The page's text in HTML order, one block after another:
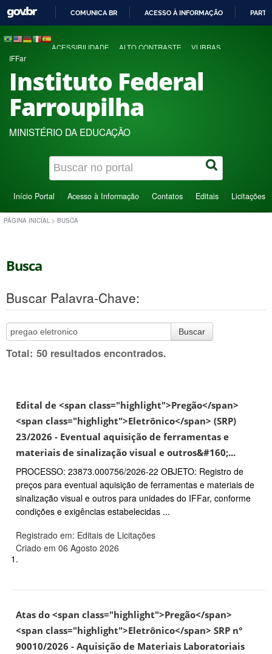
COMUNICA BR ACESSO À INFORMAÇÃO
ACESSIBILIDADE ALTO CONTRASTE VLIBRAS
IFFar
Instituto Federal
Farroupilha
MINISTÉRIO DA EDUCAÇÃO
Início Portal Acesso à Informação Contatos Editais Licitações
PÁGINA INICIAL > BUSCA
Busca
Buscar Palavra-Chave:
Buscar
Total: 50 resultados encontrados.
Edital de <span class="highlight">Pregão</span>
<span class="highlight">Eletrônico</span> (SRP)
23/2026 - Eventual aquisição de ferramentas e
materiais de sinalização visual e outros&#160;...
PROCESSO: 23873.000756/2026-22 OBJETO: Registro de
preços para eventual aquisição de ferramentas e materiais de
sinalização visual e outros para unidades do IFFar, conforme
condições e exigências estabelecidas ...
Registrado em: Editais de Licitações
Criado em 06 Agosto 2026
1.
Atas do <span class="highlight">Pregão</span>
<span class="highlight">Eletrônico</span> SRP n°
90010/2026 - Aquisição de Materiais Laboratoriais